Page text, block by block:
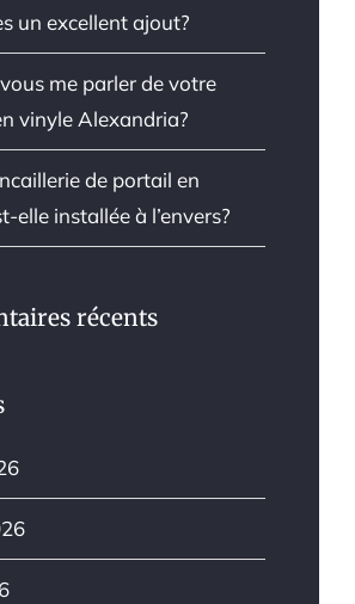
un excellent ajout?
me parler de votre
vinyle Alexandria?
de portail en
elle installée à l’envers?
récents